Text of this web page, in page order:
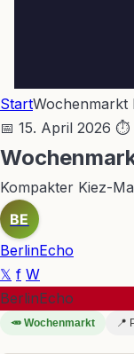
StartWochenmarkt
📅 15. April 2026 ⏱
Kompakter Kiez-
BE
BerlinEcho
𝕏 f W
BerlinEcho
🥕 Wochenmarkt 📍